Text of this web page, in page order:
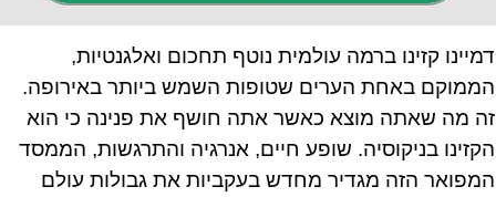
דמיינו קזינו ברמה עולמית נוטף תחכום ואלגנטיות,
הממוקם באחת הערים שטופות השמש ביותר באירופה.
זה מה שאתה מוצא כאשר אתה חושף את פנינה כי הוא
הקזינו בניקוסיה. שופע חיים, אנרגיה והתרגשות, הממסד
המפואר הזה מגדיר מחדש בעקביות את גבולות עולם